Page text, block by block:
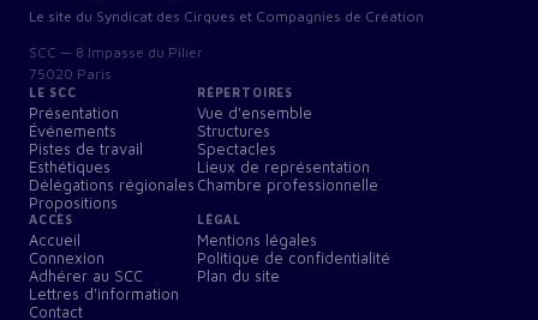
Le site du Syndicat des Cirques et Compagnies de Création
SCC — 8 Impasse du Pilier
75020 Paris
LE SCC
Présentation
Événements
Pistes de travail
Esthétiques
Délégations régionales
Propositions
RÉPERTOIRES
Vue d'ensemble
Structures
Spectacles
Lieux de représentation
Chambre professionnelle
ACCÈS
Accueil
Connexion
Adhérer au SCC
Lettres d'information
Contact
LÉGAL
Mentions légales
Politique de confidentialité
Plan du site